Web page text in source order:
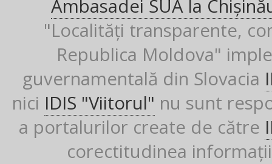
Ambasadei SUA la
"Localități transparente,
Republica Moldova"
guvernamentală din Slovacia
nici IDIS "Viitorul" nu sunt
a portalurilor create de către
corectitudinea